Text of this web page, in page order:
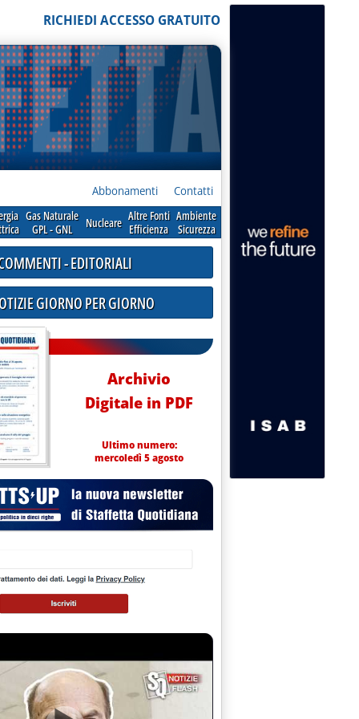
RICHIEDI ACCESSO GRATUITO
Abbonamenti Contatti
Gas Naturale
GPL - GNL
Nucleare Altre Fonti
Efficienza
Ambiente
Sicurezza
- EDITORIALI
GIORNO PER GIORNO
Archivio
Digitale in PDF
Ultimo numero:
mercoledì 5 agosto